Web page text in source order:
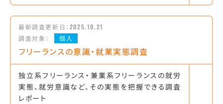
最新調査更新日： 2025.10.21
調査対象：
個人
フリーランスの意識・就業実態調査
独立系フリーランス・兼業系フリーランスの就労
実態、就労意識など、その実態を把握できる調査
レポート